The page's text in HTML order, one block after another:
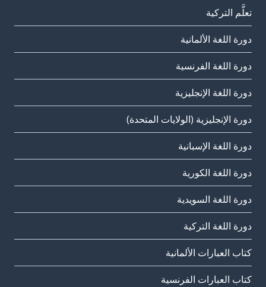
تعلَّم التركية
دورة اللغة الألمانية
دورة اللغة الفرنسية
دورة اللغة الإنجليزية
دورة الإنجليزية (الولايات المتحدة)
دورة اللغة الإسبانية
دورة اللغة الكورية
دورة اللغة السويدية
دورة اللغة التركية
كتاب العبارات الألمانية
كتاب العبارات الفرنسية